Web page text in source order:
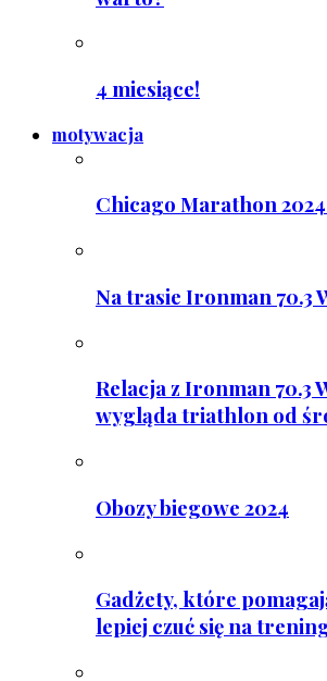
4 miesiące!
motywacja
Chicago Marathon
Na trasie Ironman 70.3
Relacja z Ironman 70.3
wygląda triathlon od
Obozy biegowe 2024
Gadżety, które
lepiej czuć się na